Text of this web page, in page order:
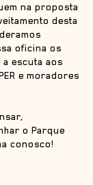
na proposta
desta
oficina os
escuta aos
e moradores
o Parque
conosco!